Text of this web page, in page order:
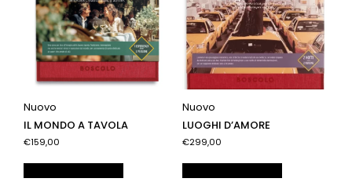
Nuovo
IL MONDO A TAVOLA
€159,00
Nuovo
LUOGHI D’AMORE
€299,00